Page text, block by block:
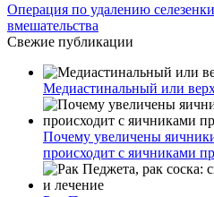
Операция по удалению
вмешательства
Свежие публикации
Медиастинальный или
Почему увеличены
происходит с яичниками